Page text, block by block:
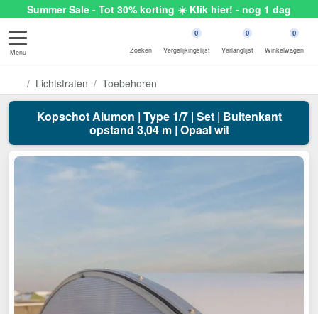
Summer Sale - Tot 30% korting ☀️ Klik hier! - nog 1 dag
Menu Zoeken
0
Vergelijkingslijst
0
Verlanglijst
0
Winkelwagen
Lichtstraten Toebehoren
Kopschot Alumon | Type 1/7 | Set | Buitenkant
opstand 3,04 m | Opaal wit